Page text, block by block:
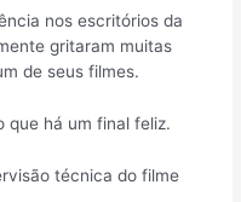
nos escritórios da
gritaram muitas
de seus filmes.
que há um final feliz.
técnica do filme